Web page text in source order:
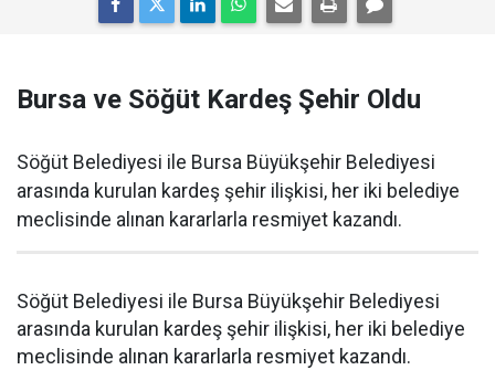
Bursa ve Söğüt Kardeş Şehir Oldu
Söğüt Belediyesi ile Bursa Büyükşehir Belediyesi
arasında kurulan kardeş şehir ilişkisi, her iki belediye
meclisinde alınan kararlarla resmiyet kazandı.
Söğüt Belediyesi ile Bursa Büyükşehir Belediyesi
arasında kurulan kardeş şehir ilişkisi, her iki belediye
meclisinde alınan kararlarla resmiyet kazandı.